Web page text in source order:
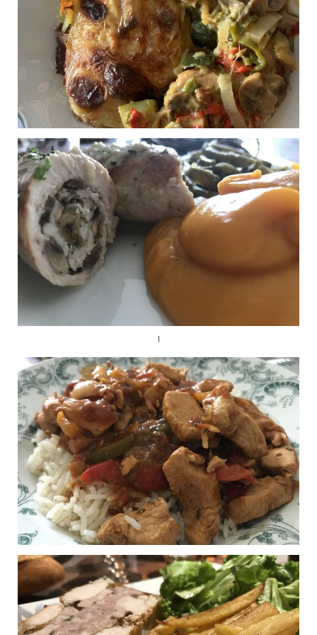
0
Burger de poulet
Publié le 04/12/2020 à 22:05
Cocotte de cuisses de
lapin aux petits légumes
Publié le 30/11/2020 à 22:36
0
Ballottines de volaille
farcies aux champignons
Publié le 27/09/2019 à 14:29